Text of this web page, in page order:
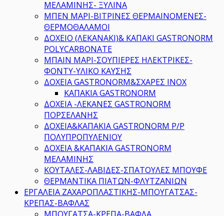
ΜΕΛΑΜΙΝΗΣ- ΞΥΛΙΝΑ
ΜΠΕΝ ΜΑΡΙ-ΒΙΤΡΙΝΕΣ ΘΕΡΜΑΙΝΟΜΕΝΕΣ-
ΘΕΡΜΟΘΑΛΑΜΟΙ
ΔΟΧΕΙΟ (ΛΕΚΑΝΑΚΙ)& ΚΑΠΑΚΙ GASTRONORM
POLYCARBONATE
ΜΠΑΙΝ ΜΑΡΙ-ΣΟΥΠΙΕΡΕΣ ΗΛΕΚΤΡΙΚΕΣ-
ΦΟΝΤΥ-ΥΛΙΚΟ ΚΑΥΣΗΣ
ΔΟΧΕΙΑ GASTRONORM&ΣΧΑΡΕΣ INOX
ΚΑΠΑΚΙΑ GASTRONORM
ΔΟΧΕΙΑ -ΛΕΚΑΝΕΣ GASTRONORM
ΠΟΡΣΕΛΑΝΗΣ
ΔΟΧΕΙΑ&ΚΑΠΑΚΙΑ GASTRONORM P/P
ΠΟΛΥΠΡΟΠΥΛΕΝΙΟΥ
ΔΟΧΕΙΑ &ΚΑΠΑΚΙΑ GASTRONORM
ΜΕΛΑΜΙΝΗΣ
ΚΟΥΤΑΛΕΣ-ΛΑΒΙΔΕΣ-ΣΠΑΤΟΥΛΕΣ ΜΠΟΥΦΕ
ΘΕΡΜΑΝΤΙΚΑ ΠΙΑΤΩΝ-ΦΛΥΤΖΑΝΙΩΝ
ΕΡΓΑΛΕΙΑ ΖΑΧΑΡΟΠΛΑΣΤΙΚΗΣ-ΜΠΟΥΓΑΤΣΑΣ-
ΚΡΕΠΑΣ-ΒΑΦΛΑΣ